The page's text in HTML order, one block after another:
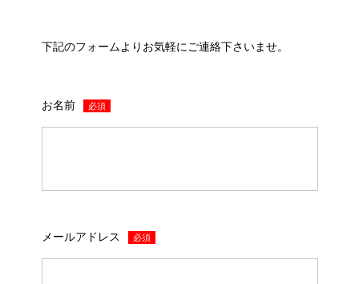
下記のフォームよりお気軽にご連絡下さいませ。
お名前 必須
メールアドレス 必須